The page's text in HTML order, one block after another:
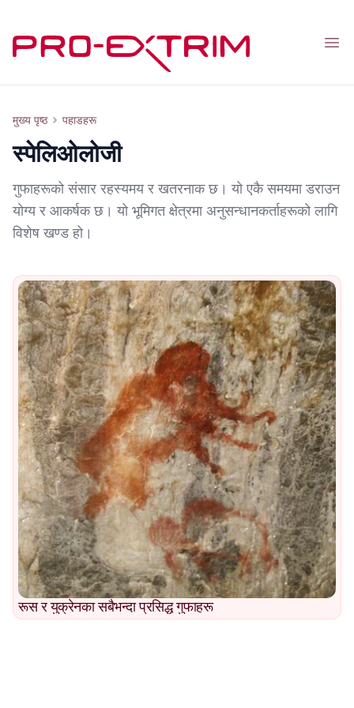
मुख्य पृष्ठ पहाडहरू
स्पेलिओलोजी
स्पेलिओलोजी
गुफाहरूको संसार रहस्यमय र खतरनाक छ। यो एकै समयमा डराउन
योग्य र आकर्षक छ। यो भूमिगत क्षेत्रमा अनुसन्धानकर्ताहरूको लागि
विशेष खण्ड हो।
रूस र युक्रेनका सबैभन्दा प्रसिद्ध गुफाहरू